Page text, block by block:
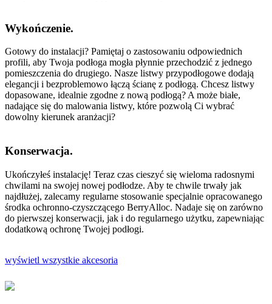
Wykończenie.
Gotowy do instalacji? Pamiętaj o zastosowaniu odpowiednich
profili, aby Twoja podłoga mogła płynnie przechodzić z jednego
pomieszczenia do drugiego. Nasze listwy przypodłogowe dodają
elegancji i bezproblemowo łączą ścianę z podłogą. Chcesz listwy
dopasowane, idealnie zgodne z nową podłogą? A może białe,
nadające się do malowania listwy, które pozwolą Ci wybrać
dowolny kierunek aranżacji?
Konserwacja.
Ukończyłeś instalację! Teraz czas cieszyć się wieloma radosnymi
chwilami na swojej nowej podłodze. Aby te chwile trwały jak
najdłużej, zalecamy regularne stosowanie specjalnie opracowanego
środka ochronno-czyszczącego BerryAlloc. Nadaje się on zarówno
do pierwszej konserwacji, jak i do regularnego użytku, zapewniając
dodatkową ochronę Twojej podłogi.
wyświetl wszystkie akcesoria